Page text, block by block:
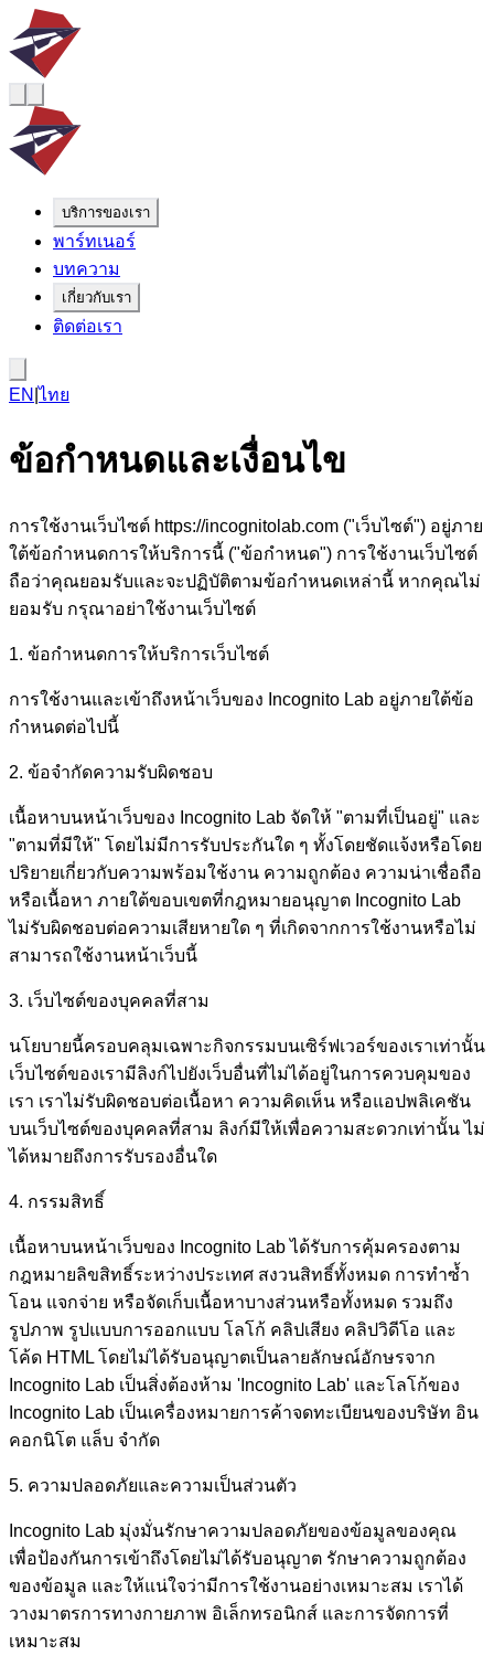
บริการของเรา
พาร์ทเนอร์
บทความ
เกี่ยวกับเรา
ติดต่อเรา
EN |ไทย
ข้อกำหนดและเงื่อนไข
การใช้งานเว็บไซต์ https://incognitolab.com ("เว็บไซต์") อยู่ภาย
ใต้ข้อกำหนดการให้บริการนี้ ("ข้อกำหนด") การใช้งานเว็บไซต์
ถือว่าคุณยอมรับและจะปฏิบัติตามข้อกำหนดเหล่านี้ หากคุณไม่
ยอมรับ กรุณาอย่าใช้งานเว็บไซต์
1. ข้อกำหนดการให้บริการเว็บไซต์
การใช้งานและเข้าถึงหน้าเว็บของ Incognito Lab อยู่ภายใต้ข้อ
กำหนดต่อไปนี้
2. ข้อจำกัดความรับผิดชอบ
เนื้อหาบนหน้าเว็บของ Incognito Lab จัดให้ "ตามที่เป็นอยู่" และ
"ตามที่มีให้" โดยไม่มีการรับประกันใด ๆ ทั้งโดยชัดแจ้งหรือโดย
ปริยายเกี่ยวกับความพร้อมใช้งาน ความถูกต้อง ความน่าเชื่อถือ
หรือเนื้อหา ภายใต้ขอบเขตที่กฎหมายอนุญาต Incognito Lab
ไม่รับผิดชอบต่อความเสียหายใด ๆ ที่เกิดจากการใช้งานหรือไม่
สามารถใช้งานหน้าเว็บนี้
3. เว็บไซต์ของบุคคลที่สาม
นโยบายนี้ครอบคลุมเฉพาะกิจกรรมบนเซิร์ฟเวอร์ของเราเท่านั้น
เว็บไซต์ของเรามีลิงก์ไปยังเว็บอื่นที่ไม่ได้อยู่ในการควบคุมของ
เรา เราไม่รับผิดชอบต่อเนื้อหา ความคิดเห็น หรือแอปพลิเคชัน
บนเว็บไซต์ของบุคคลที่สาม ลิงก์มีให้เพื่อความสะดวกเท่านั้น ไม่
ได้หมายถึงการรับรองอื่นใด
4. กรรมสิทธิ์
เนื้อหาบนหน้าเว็บของ Incognito Lab ได้รับการคุ้มครองตาม
กฎหมายลิขสิทธิ์ระหว่างประเทศ สงวนสิทธิ์ทั้งหมด การทำซ้ำ
โอน แจกจ่าย หรือจัดเก็บเนื้อหาบางส่วนหรือทั้งหมด รวมถึง
รูปภาพ รูปแบบการออกแบบ โลโก้ คลิปเสียง คลิปวิดีโอ และ
โค้ด HTML โดยไม่ได้รับอนุญาตเป็นลายลักษณ์อักษรจาก
Incognito Lab เป็นสิ่งต้องห้าม 'Incognito Lab' และโลโก้ของ
Incognito Lab เป็นเครื่องหมายการค้าจดทะเบียนของบริษัท อิน
คอกนิโต แล็บ จำกัด
5. ความปลอดภัยและความเป็นส่วนตัว
Incognito Lab มุ่งมั่นรักษาความปลอดภัยของข้อมูลของคุณ
เพื่อป้องกันการเข้าถึงโดยไม่ได้รับอนุญาต รักษาความถูกต้อง
ของข้อมูล และให้แน่ใจว่ามีการใช้งานอย่างเหมาะสม เราได้
วางมาตรการทางกายภาพ อิเล็กทรอนิกส์ และการจัดการที่
เหมาะสม